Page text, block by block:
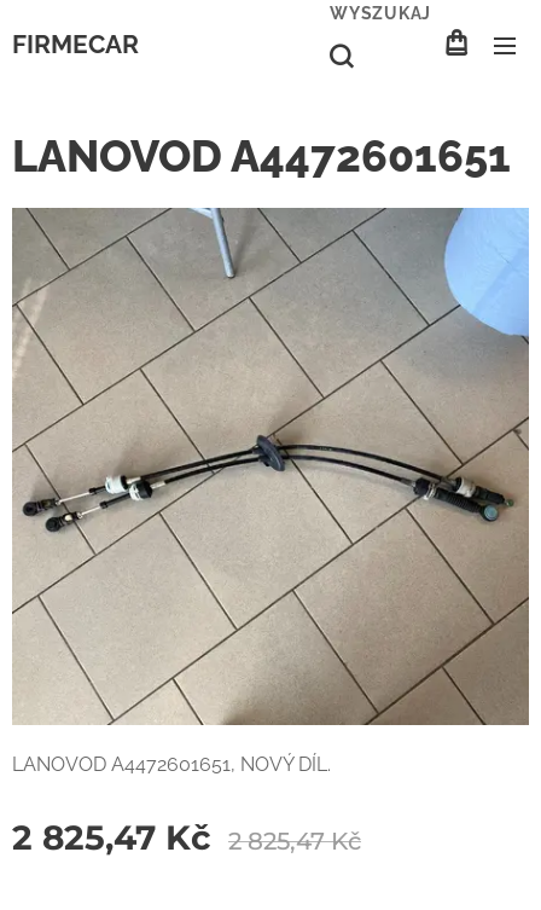
FIRMECAR
WYSZUKAJ
LANOVOD A4472601651
LANOVOD A4472601651, NOVÝ DÍL.
2 825,47 Kč 2 825,47Kč